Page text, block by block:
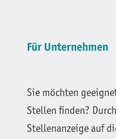
Für Unternehmen
Sie möchten
Stellen finden?
Stellenanzeige auf